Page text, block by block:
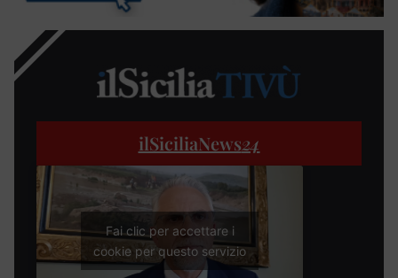
ilSiciliaNews24
Fai clic per accettare i
cookie per questo servizio